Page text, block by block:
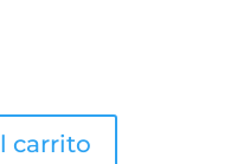
carrito